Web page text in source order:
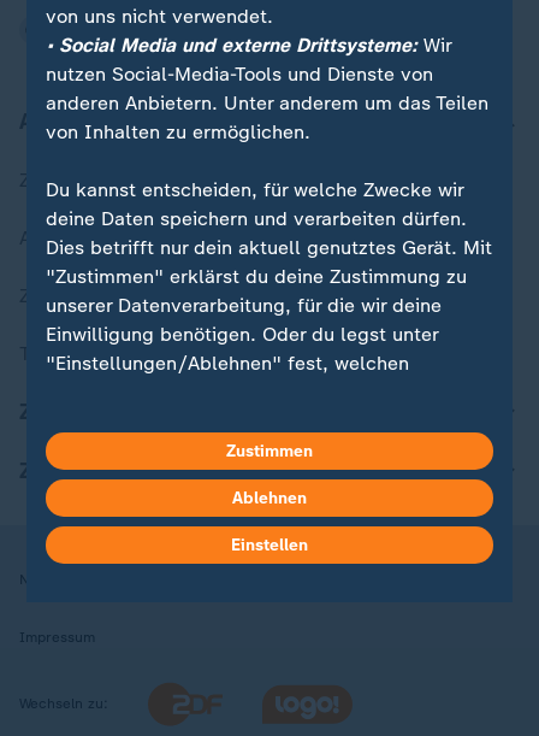
Aktuell bei ZDFheute
Zuletzt veröffentlicht
Aktuelle Sendungs-Videos
ZDFheute Stories
Themen im Überblick
ZDFheute Apps
Nutzungsbedingungen
Impressum
Wechseln zu:
von uns nicht verwendet.
• Social Media und externe Drittsysteme:Wir
nutzen Social-Media-Tools und Dienste von
anderen Anbietern. Unter anderem um das Teilen
von Inhalten zu ermöglichen.
Du kannst entscheiden, für welche Zwecke wir
deine Daten speichern und verarbeiten dürfen.
Dies betrifft nur dein aktuell genutztes Gerät. Mit
"Zustimmen" erklärst du deine Zustimmung zu
unserer Datenverarbeitung, für die wir deine
Einwilligung benötigen. Oder du legst unter
"Einstellungen/Ablehnen" fest, welchen
kannst du jederzeit mit Wirkung für die Zukunft
in deinen Einstellungen widerrufen oder ändern.
Hier findest du das Impressum.
Weitere Informationen findest du in unserer
Zustimmen
Ablehnen
Einstellen